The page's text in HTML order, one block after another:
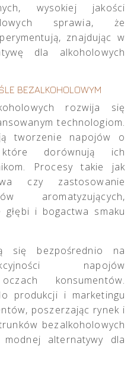
wysokiej jakości
sprawia, że
znajdując w
dla alkoholowych
BEZALKOHOLOWYM
rozwija się
technologiom.
tworzenie napojów o
które dorównują ich
Procesy takie jak
czy zastosowanie
aromatyzujących,
i bogactwa smaku
się bezpośrednio na
napojów
konsumentów.
produkcji i marketingu
poszerzając rynek i
bezalkoholowych
modnej alternatywy dla